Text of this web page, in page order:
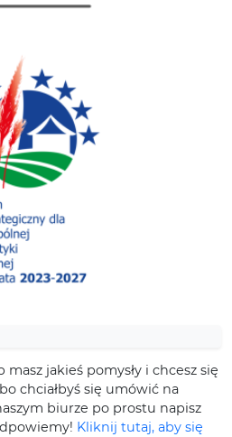
jakieś pomysły i chcesz się
chciałbyś się umówić na
biurze po prostu napisz
Kliknij tutaj, aby się